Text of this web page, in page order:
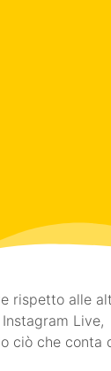
rispetto alle
Live,
ciò che conta